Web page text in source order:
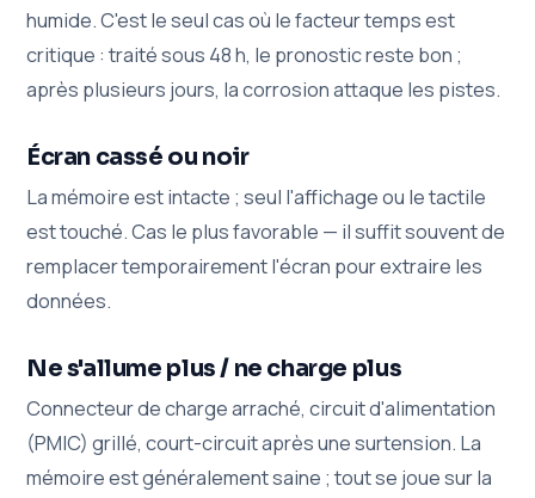
humide. C'est le seul cas où le facteur temps est
critique : traité sous 48 h, le pronostic reste bon ;
après plusieurs jours, la corrosion attaque les pistes.
Écran cassé ou noir
La mémoire est intacte ; seul l'affichage ou le tactile
est touché. Cas le plus favorable — il suffit souvent de
remplacer temporairement l'écran pour extraire les
données.
Ne s'allume plus / ne charge plus
Connecteur de charge arraché, circuit d'alimentation
(PMIC) grillé, court-circuit après une surtension. La
mémoire est généralement saine ; tout se joue sur la